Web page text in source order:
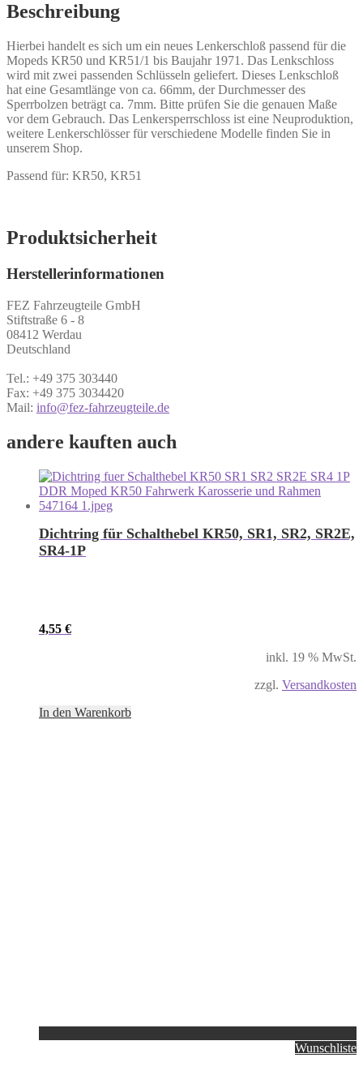
Beschreibung
Hierbei handelt es sich um ein neues Lenkerschloß passend für die
Mopeds KR50 und KR51/1 bis Baujahr 1971. Das Lenkschloss
wird mit zwei passenden Schlüsseln geliefert. Dieses Lenkschloß
hat eine Gesamtlänge von ca. 66mm, der Durchmesser des
Sperrbolzen beträgt ca. 7mm. Bitte prüfen Sie die genauen Maße
vor dem Gebrauch. Das Lenkersperrschloss ist eine Neuproduktion,
weitere Lenkerschlösser für verschiedene Modelle finden Sie in
unserem Shop.
Passend für: KR50, KR51
Produktsicherheit
Herstellerinformationen
FEZ Fahrzeugteile GmbH
Stiftstraße 6 - 8
08412 Werdau
Deutschland
Tel.: +49 375 303440
Fax: +49 375 3034420
Mail: info@fez-fahrzeugteile.de
andere kauften auch
Dichtring für Schalthebel KR50, SR1, SR2, SR2E,
SR4-1P
4,55 €
inkl. 19 % MwSt.
zzgl. Versandkosten
In den Warenkorb
Wunschliste